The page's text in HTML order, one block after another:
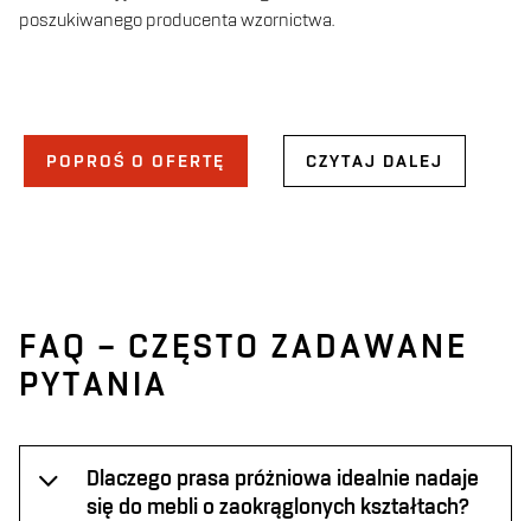
poszukiwanego producenta wzornictwa.
POPROŚ O OFERTĘ CZYTAJ DALEJ
FAQ – CZĘSTO ZADAWANE
PYTANIA
Dlaczego prasa próżniowa idealnie nadaje
się do mebli o zaokrąglonych kształtach?